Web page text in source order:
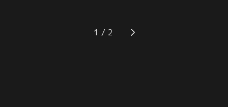
倉くん。さらに立ちくらみを起こし
た先生は、阿比倉くんに支えられ、
まり……！？ さらに雪下の家に呼び
出された阿比倉くんは、そこでなぜ
1